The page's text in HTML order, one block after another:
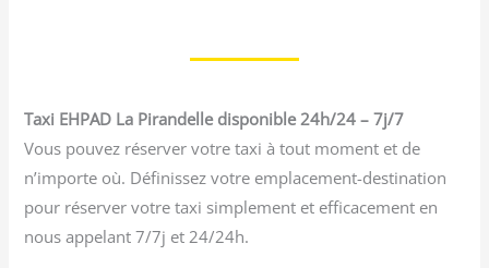
Taxi EHPAD La Pirandelle disponible 24h/24 – 7j/7
Vous pouvez réserver votre taxi à tout moment et de
n’importe où. Définissez votre emplacement-destination
pour réserver votre taxi simplement et efficacement en
nous appelant 7/7j et 24/24h.